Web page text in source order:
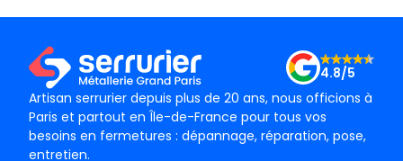
Artisan serrurier depuis plus de 20 ans, nous officions à
Paris et partout en Île-de-France pour tous vos
besoins en fermetures : dépannage, réparation, pose,
entretien.
4.8/5